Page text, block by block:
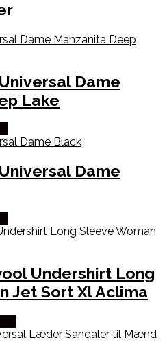
Dame
Lake
Dame
Undershirt Long
Jet Sort Xl Aclima